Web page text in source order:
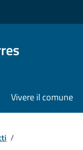
Vivere il comune
/